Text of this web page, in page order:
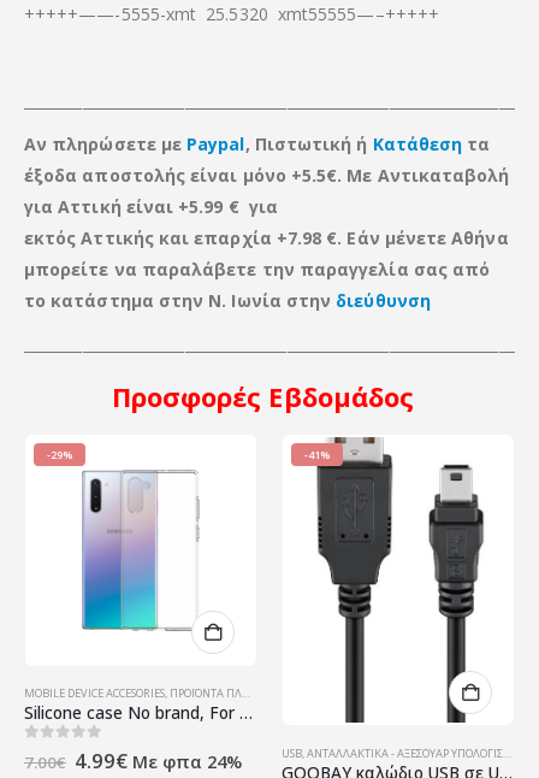
+++++——-5555-xmt 25.5320 xmt55555—–+++++
Αν πληρώσετε με Paypal, Πιστωτική ή Κατάθεση τα
έξοδα αποστολής είναι μόνο +5.5€. Με Αντικαταβολή
για Αττική είναι +5.99 € για
εκτός Αττικής καιεπαρχία +7.98 €. Εάν μένετε Αθήνα
μπορείτε να παραλάβετε την παραγγελία σας από
το κατάστημα στην Ν. Ιωνία στην διεύθυνση
Προσφορές Εβδομάδος
-29%
MOBILE DEVICE ACCESORIES, ΠΡΟΪΌΝΤΑ ΠΛΗΡΟΦΟΡΙΚΉΣ - ΚΙΝΗΤΉΣ ΤΗΛΕΦΩΝΊΑΣ - ΗΛΕΚΤΡΟΝΙΚΆ
Silicone case No brand, For Samsung Galaxy Note 10, Slim, Transparent – 51705
out of 5
7.00€ Original
4.99€ΗΜε φπα 24%
-41%
USB,ΑΝΤΑΛΛΑΚΤΙΚΆ - ΑΞΕΣΟΥΆΡ ΥΠΟΛΟΓΙΣΤΏΝ - ΔΙΆΦΟΡΑ ΗΛΕΚΤΡΟΝΙΚΆ
GOOBAY καλώδιο USB σε USB Mini 50767, 480Mbps, 1.8m, μαύρο